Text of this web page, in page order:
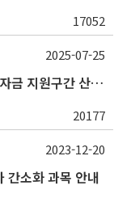
17052
[장학금 신청자 필독] 한국장학재단 학자금 지원구간 산정 권고
20177
2025-07-25
간소화 과목 안내
2023-12-20